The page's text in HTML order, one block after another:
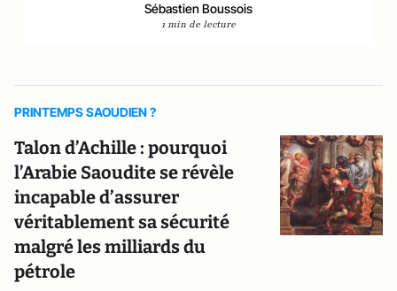
Sébastien Boussois
1 min de lecture
PRINTEMPS SAOUDIEN ?
Talon d’Achille : pourquoi
l’Arabie Saoudite se révèle
incapable d’assurer
véritablement sa sécurité
malgré les milliards du
pétrole